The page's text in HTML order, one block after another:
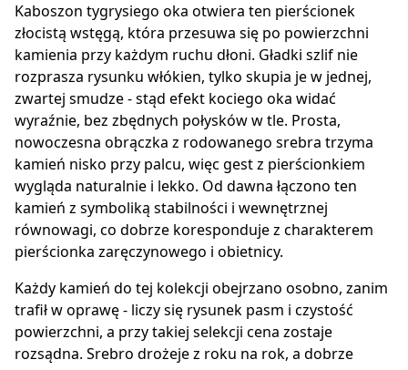
Kaboszon tygrysiego oka otwiera ten pierścionek
złocistą wstęgą, która przesuwa się po powierzchni
kamienia przy każdym ruchu dłoni. Gładki szlif nie
rozprasza rysunku włókien, tylko skupia je w jednej,
zwartej smudze - stąd efekt kociego oka widać
wyraźnie, bez zbędnych połysków w tle. Prosta,
nowoczesna obrączka z rodowanego srebra trzyma
kamień nisko przy palcu, więc gest z pierścionkiem
wygląda naturalnie i lekko. Od dawna łączono ten
kamień z symboliką stabilności i wewnętrznej
równowagi, co dobrze koresponduje z charakterem
pierścionka zaręczynowego i obietnicy.
Każdy kamień do tej kolekcji obejrzano osobno, zanim
trafił w oprawę - liczy się rysunek pasm i czystość
powierzchni, a przy takiej selekcji cena zostaje
rozsądna. Srebro drożeje z roku na rok, a dobrze